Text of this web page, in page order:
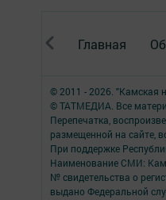
Главная
© 2011 - 2026. "Камская
© ТАТМЕДИА. Все
Перепечатка,
размещенной на сайте,
При поддержке
Наименование СМИ:
№ свидетельства о
выдано Федеральной